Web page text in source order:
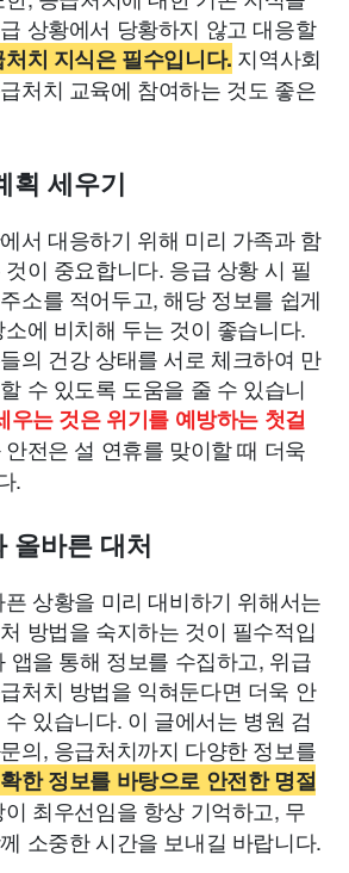
상황에서 당황하지 않고 대응할
처치 지식은 필수입니다. 지역사회
처치 교육에 참여하는 것도 좋은
획 세우기
서 대응하기 위해 미리 가족과 함
이 중요합니다. 응급 상황 시 필
소를 적어두고, 해당 정보를 쉽게
에 비치해 두는 것이 좋습니다.
의 건강 상태를 서로 체크하여 만
수 있도록 도움을 줄 수 있습니
우는 것은 위기를 예방하는 첫걸
안전은 설 연휴를 맞이할 때 더욱
.
올바른 대처
상황을 미리 대비하기 위해서는
방법을 숙지하는 것이 필수적입
앱을 통해 정보를 수집하고, 위급
처치 방법을 익혀둔다면 더욱 안
있습니다. 이 글에서는 병원 검
의, 응급처치까지 다양한 정보를
한 정보를 바탕으로 안전한 명절
이 최우선임을 항상 기억하고, 무
소중한 시간을 보내길 바랍니다.